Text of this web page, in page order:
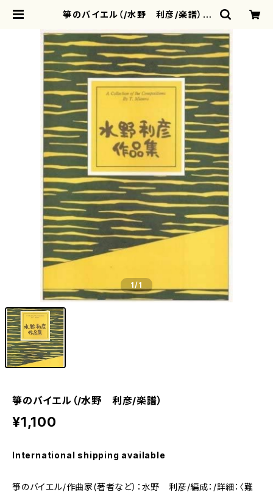
箏のバイエル（/水野 利彦/楽譜） |
1/1
箏のバイエル（/水野 利彦/楽譜）
¥1,100
International shipping available
箏のバイエル/作曲家(著者など）：水野 利彦/編成：/詳細：〈難